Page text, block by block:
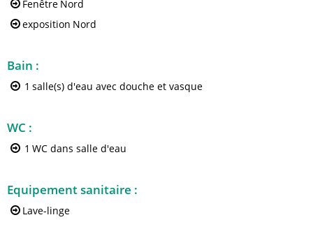
Fenêtre Nord
exposition Nord
Bain :
1 salle(s) d'eau avec douche et vasque
WC :
1 WC dans salle d'eau
Equipement sanitaire :
Lave-linge